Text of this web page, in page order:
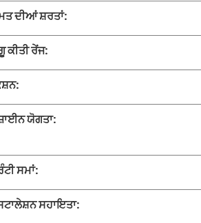
ਦੀਆਂ ਸ਼ਰਤਾਂ:
ਕੀਤੀ ਰੇਂਜ:
ਯੋਗਤਾ:
ਸਮਾਂ:
ਸਹਾਇਤਾ: